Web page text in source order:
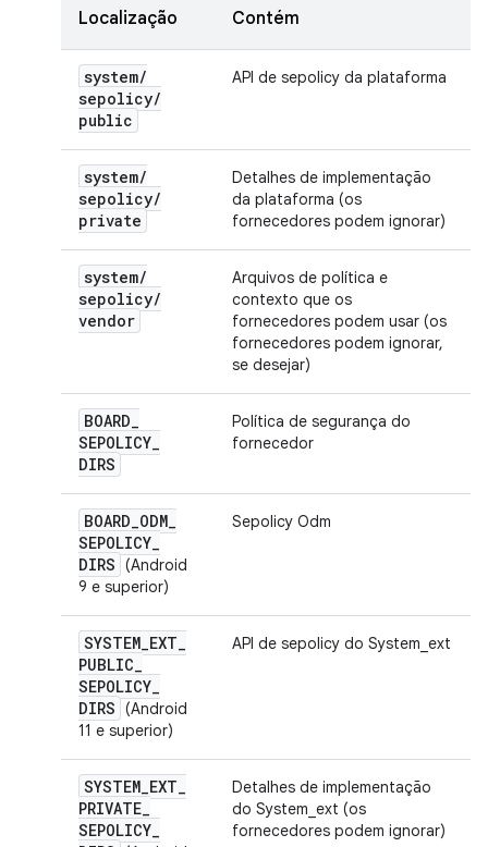
Localização Contém
system/
sepolicy/
public
API de sepolicy da plataforma
system/
sepolicy/
private
Detalhes de implementação
da plataforma (os
fornecedores podem ignorar)
system/
sepolicy/
vendor
Arquivos de política e
contexto que os
fornecedores podem usar (os
fornecedores podem ignorar,
se desejar)
BOARD_
SEPOLICY_
DIRS
Política de segurança do
fornecedor
BOARD_ODM_
SEPOLICY_
DIRS (Android
9 e superior)
Sepolicy Odm
SYSTEM_EXT_
PUBLIC_
SEPOLICY_
DIRS (Android
11 e superior)
API de sepolicy do System_ext
SYSTEM_EXT_
PRIVATE_
SEPOLICY_
Detalhes de implementação
do System_ext (os
fornecedores podem ignorar)